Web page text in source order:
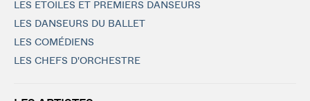
LES ETOILES ET PREMIERS DANSEURS
LES DANSEURS DU BALLET
LES COMÉDIENS
LES CHEFS D'ORCHESTRE